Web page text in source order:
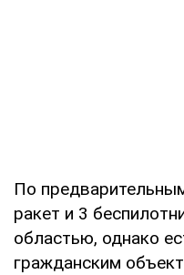
По
ракет и 3
областью, однако
гражданским